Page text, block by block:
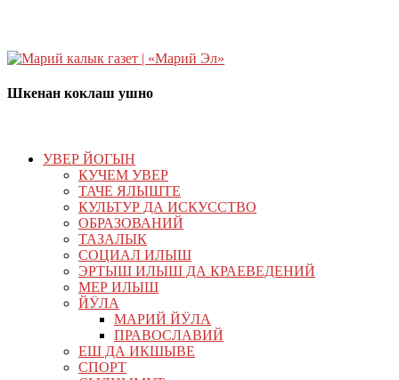
Шкенан коклаш ушно
УВЕР ЙОГЫН
КУЧЕМ УВЕР
ТАЧЕ ЯЛЫШТЕ
КУЛЬТУР ДА ИСКУССТВО
ОБРАЗОВАНИЙ
ТАЗАЛЫК
СОЦИАЛ ИЛЫШ
ЭРТЫШ ИЛЫШ ДА КРАЕВЕДЕНИЙ
МЕР ИЛЫШ
ЙӰЛА
МАРИЙ ЙӰЛА
ПРАВОСЛАВИЙ
ЕШ ДА ИКШЫВЕ
СПОРТ